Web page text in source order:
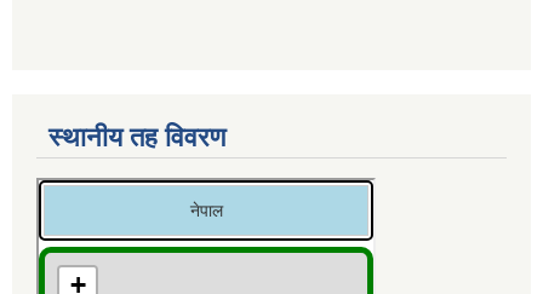
स्थानीय तह विवरण